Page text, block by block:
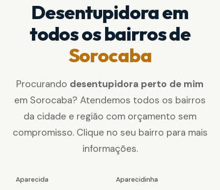
Desentupidora em
todos os bairros de
Sorocaba
Procurando desentupidora perto de mim
em Sorocaba? Atendemos todos os bairros
da cidade e região com orçamento sem
compromisso. Clique no seu bairro para mais
informações.
Aparecida Aparecidinha